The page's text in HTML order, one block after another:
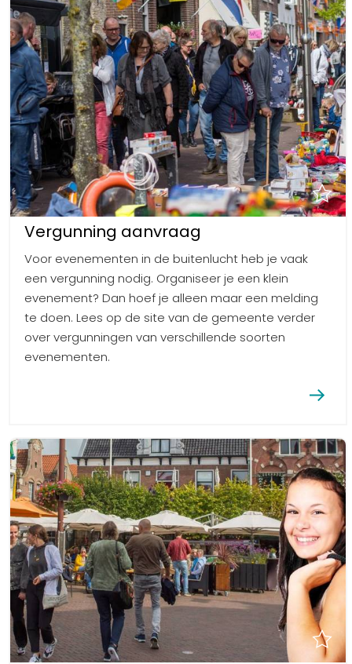
Vergunning aanvraag
Voor evenementen in de buitenlucht heb je vaak
een vergunning nodig. Organiseer je een klein
evenement? Dan hoef je alleen maar een melding
te doen. Lees op de site van de gemeente verder
over vergunningen van verschillende soorten
evenementen.